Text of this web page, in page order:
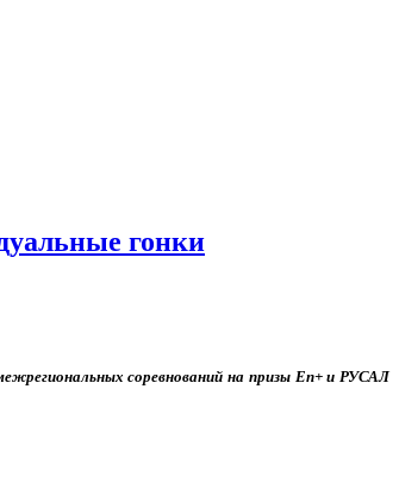
гонки
соревнований на призы En+ и РУСАЛ